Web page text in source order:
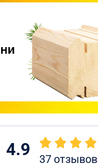
4.9 37отзывов